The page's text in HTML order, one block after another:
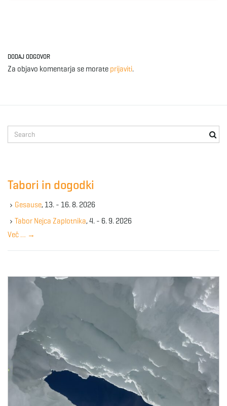
DODAJ ODGOVOR
Za objavo komentarja se morate prijaviti.
e
e
y
w
r
Tabori in dogodki
Gesause, 13. - 16. 8. 2026
Tabor Nejca Zaplotnika, 4. - 6. 9. 2026
Več … →